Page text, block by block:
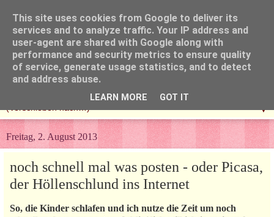
▼
Freitag, 2. August 2013
noch schnell mal was posten - oder Picasa,
der Höllenschlund ins Internet
So, die Kinder schlafen und ich nutze die Zeit um noch
This site uses cookies from Google to deliver its
services and to analyze traffic. Your IP address and
user-agent are shared with Google along with
performance and security metrics to ensure quality
of service, generate usage statistics, and to detect
and address abuse.
LEARN MORE GOT IT